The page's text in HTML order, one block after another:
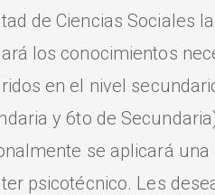
de Ciencias Sociales
los conocimientos
en el nivel
y 6to de
se aplicará
psicotécnico. Les